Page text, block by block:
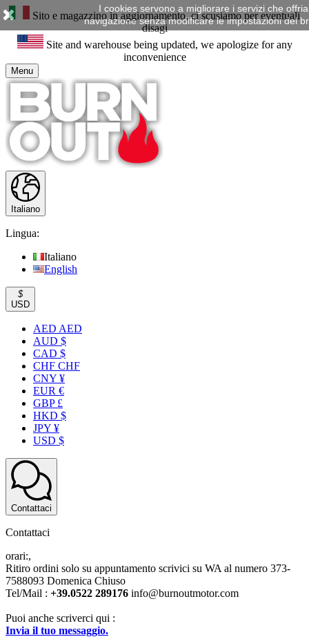
Sito e magazzino in aggiornamento, ci scusiamo per eventuali
disagi
Site and warehouse being updated, we apologize for any
inconvenience
Menu
Italiano
Lingua:
Italiano
English
$
USD
AED AED
AUD $
CAD $
CHF CHF
CNY ¥
EUR €
GBP £
HKD $
JPY ¥
USD $
Contattaci
Contattaci
orari:,
Ritiro ordini solo su appuntamento scrivici su WA al numero 373-
7588093 Domenica Chiuso
Tel/Mail : +39.0522 289176 info@burnoutmotor.com
Puoi anche scriverci qui :
Invia il tuo messaggio.
I cookies servono a migliorare i servizi che
navigazione senza modificare le impostazioni del